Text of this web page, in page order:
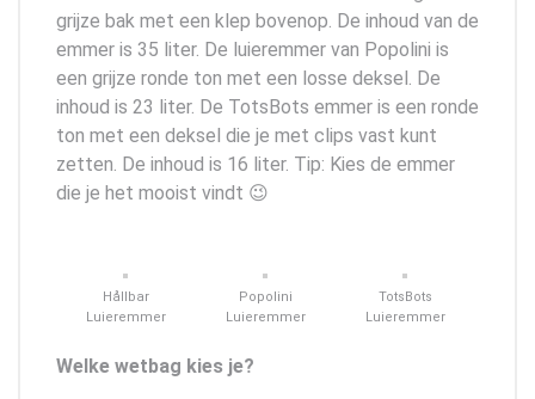
grijze bak met een klep bovenop. De inhoud van de
emmer is 35 liter. De luieremmer van Popolini is
een grijze ronde ton met een losse deksel. De
inhoud is 23 liter. De TotsBots emmer is een ronde
ton met een deksel die je met clips vast kunt
zetten. De inhoud is 16 liter. Tip: Kies de emmer
die je het mooist vindt 😉
Hållbar
Luieremmer
Popolini
Luieremmer
TotsBots
Luieremmer
Welke wetbag kies je?